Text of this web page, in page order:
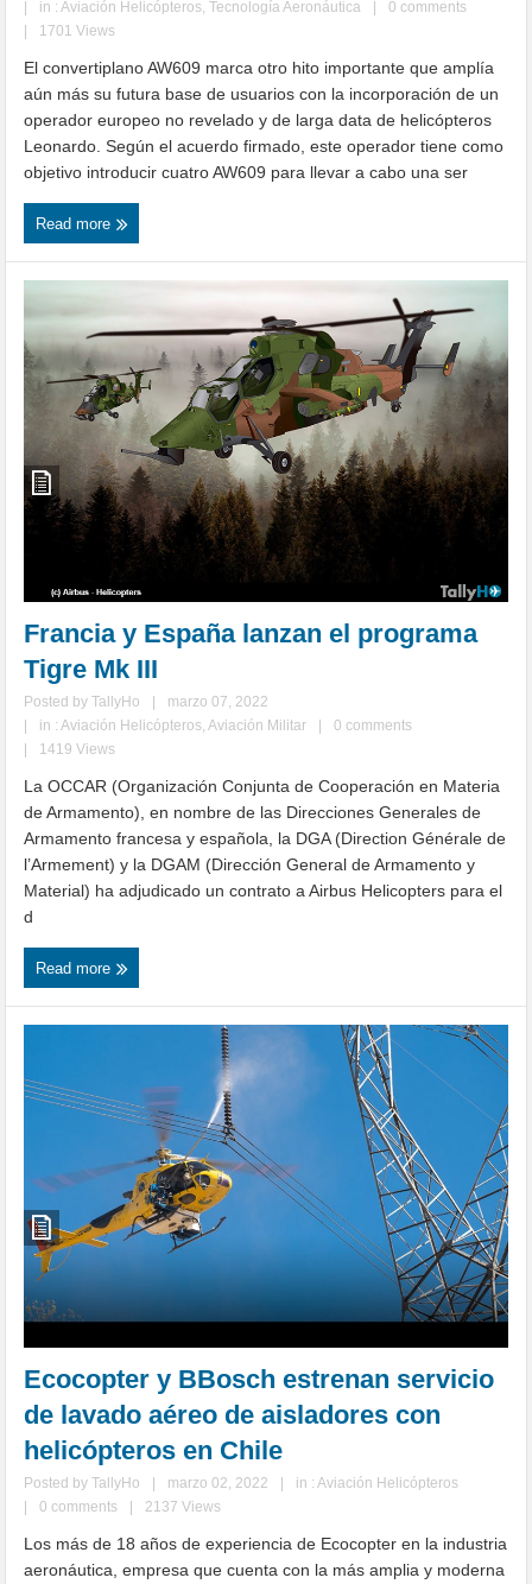
in :Aviación Helicópteros,Tecnología Aeronáutica
0 comments
1701 Views
El convertiplano AW609 marca otro hito importante que amplía
aún más su futura base de usuarios con la incorporación de un
operador europeo no revelado y de larga data de helicópteros
Leonardo. Según el acuerdo firmado, este operador tiene como
objetivo introducir cuatro AW609 para llevar a cabo una ser
Read more
Francia y España lanzan el programa
Tigre Mk III
Posted byTallyHo
marzo 07, 2022
in :Aviación Helicópteros,Aviación Militar
0 comments
1419 Views
La OCCAR (Organización Conjunta de Cooperación en Materia
de Armamento), en nombre de las Direcciones Generales de
Armamento francesa y española, la DGA (Direction Générale de
l’Armement) y la DGAM (Dirección General de Armamento y
Material) ha adjudicado un contrato a Airbus Helicopters para el
d
Read more
Ecocopter y BBosch estrenan servicio
de lavado aéreo de aisladores con
helicópteros en Chile
Posted byTallyHo | marzo 02, 2022 | in :Aviación Helicópteros
|
0 comments | 2137 Views
Los más de 18 años de experiencia de Ecocopter en la industria
aeronáutica, empresa que cuenta con la más amplia y moderna